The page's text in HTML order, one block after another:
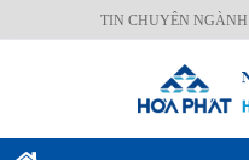
TIN CHUYÊN NGÀNH